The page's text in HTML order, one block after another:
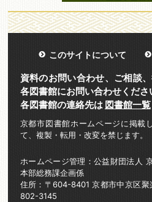
このサイトについて
資料のお問い合わせ、ご相談
各図書館にお問い合わせくださ
各図書館の連絡先は 図書館一覧
京都市図書館ホームページに掲載
て、複製・転用・改変を禁じます。
ホームページ管理：公益財団法人
本部総務課企画係
住所：〒604-8401 京都市中京区
802-3145